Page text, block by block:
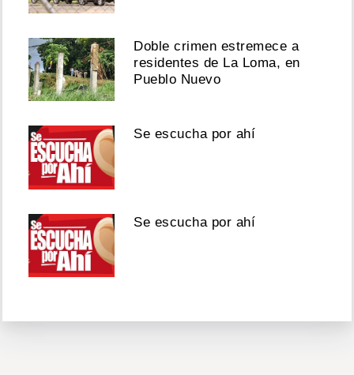
Doble crimen estremece a
residentes de La Loma, en
Pueblo Nuevo
Se escucha por ahí
Se escucha por ahí